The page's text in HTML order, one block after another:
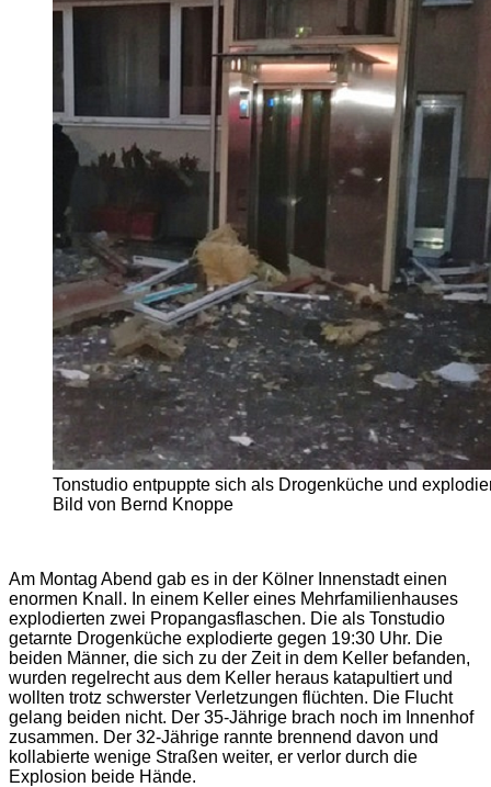
Tonstudio entpuppte sich als Drogenküche und
Bild von Bernd Knoppe
Am Montag Abend gab es in der Kölner Innenstadt einen
enormen Knall. In einem Keller eines Mehrfamilienhauses
explodierten zwei Propangasflaschen. Die als Tonstudio
getarnte Drogenküche explodierte gegen 19:30 Uhr. Die
beiden Männer, die sich zu der Zeit in dem Keller befanden,
wurden regelrecht aus dem Keller heraus katapultiert und
wollten trotz schwerster Verletzungen flüchten. Die Flucht
gelang beiden nicht. Der 35-Jährige brach noch im Innenhof
zusammen. Der 32-Jährige rannte brennend davon und
kollabierte wenige Straßen weiter, er verlor durch die
Explosion beide Hände.